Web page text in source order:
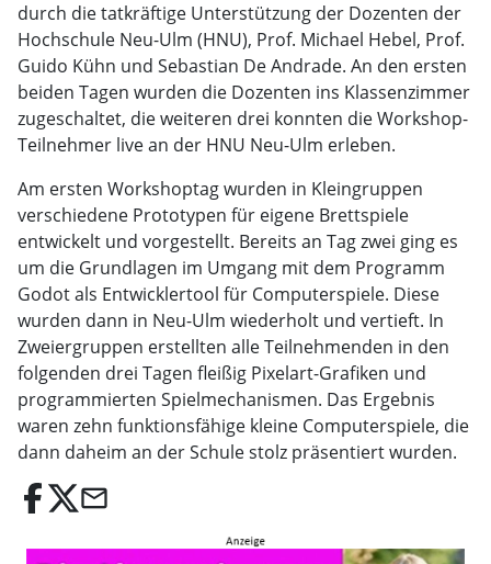
durch die tatkräftige Unterstützung der Dozenten der
Hochschule Neu-Ulm (HNU), Prof. Michael Hebel, Prof.
Guido Kühn und Sebastian De Andrade. An den ersten
beiden Tagen wurden die Dozenten ins Klassenzimmer
zugeschaltet, die weiteren drei konnten die Workshop-
Teilnehmer live an der HNU Neu-Ulm erleben.
Am ersten Workshoptag wurden in Kleingruppen
verschiedene Prototypen für eigene Brettspiele
entwickelt und vorgestellt. Bereits an Tag zwei ging es
um die Grundlagen im Umgang mit dem Programm
Godot als Entwicklertool für Computerspiele. Diese
wurden dann in Neu-Ulm wiederholt und vertieft. In
Zweiergruppen erstellten alle Teilnehmenden in den
folgenden drei Tagen fleißig Pixelart-Grafiken und
programmierten Spielmechanismen. Das Ergebnis
waren zehn funktionsfähige kleine Computerspiele, die
dann daheim an der Schule stolz präsentiert wurden.
email